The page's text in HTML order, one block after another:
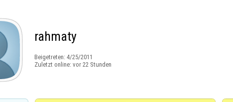
rahmaty
Beigetreten: 4/25/2011
Zuletzt online: vor 22 Stunden